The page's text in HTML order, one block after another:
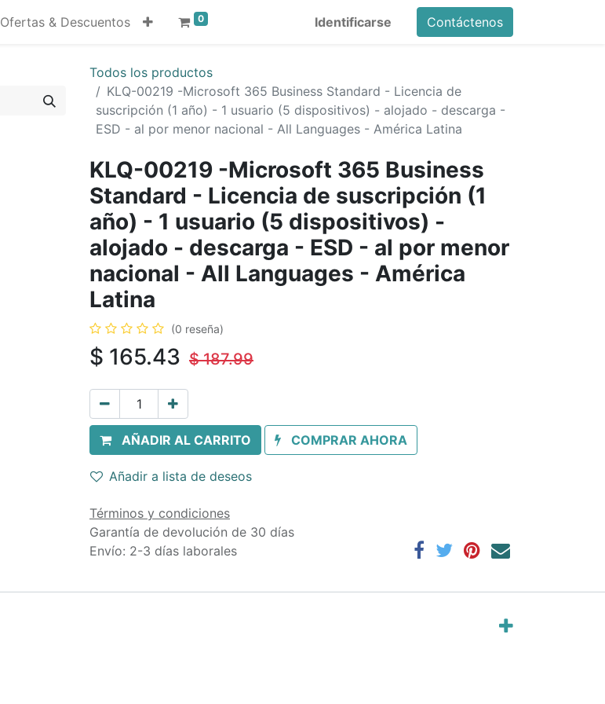
Ofertas & Descuentos 0 Identificarse Contáctenos
Todos los productos
KLQ-00219 -Microsoft 365 Business Standard - Licencia de
suscripción (1 año) - 1 usuario (5 dispositivos) - alojado - descarga -
ESD - al por menor nacional - All Languages - América Latina
KLQ-00219 -Microsoft 365 Business
Standard - Licencia de suscripción (1
año) - 1 usuario (5 dispositivos) -
alojado - descarga - ESD - al por menor
nacional - All Languages - América
Latina
(0 reseña)
$ 165.43 $187.99
AÑADIR AL CARRITO COMPRAR AHORA
Añadir a lista de deseos
Términos y condiciones
Garantía de devolución de 30 días
Envío: 2-3 días laborales